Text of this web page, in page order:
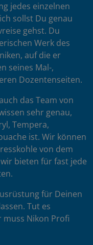
jedes einzelnen
sollst Du genau
gehst. Du
Werk des
auf die er
seines Mal-,
Dozentenseiten.
das Team von
sehr genau,
Tempera,
ist. Wir können
von dem
bieten für fast jede
für Deinen
Tut es
Nikon Profi